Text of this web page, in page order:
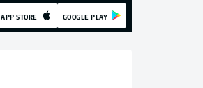
APP STORE GOOGLE PLAY